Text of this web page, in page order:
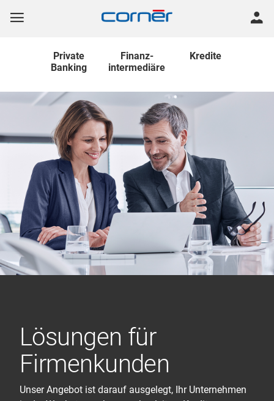
Private
Banking
Finanz-
intermediäre
Kredite
Lösungen für
Firmenkunden
Unser Angebot ist darauf ausgelegt, Ihr Unternehmen